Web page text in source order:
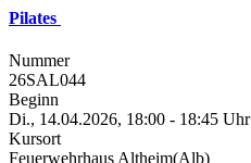
Pilates
Nummer
26SAL044
Beginn
Di., 14.04.2026, 18:00 - 18:45 Uhr
Kursort
Feuerwehrhaus Altheim(Alb)